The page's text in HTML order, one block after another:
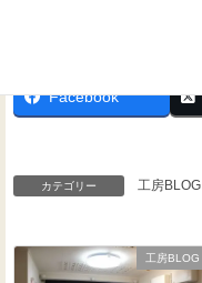
Facebook
カテゴリー 工房BLOG
工房BLOG